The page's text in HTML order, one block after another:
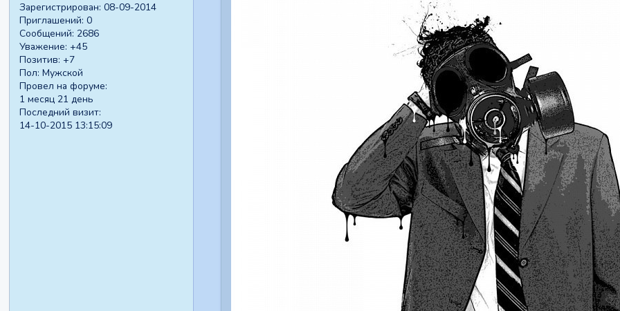
Зарегистрирован: 08-09-2014
Приглашений: 0
Сообщений: 2686
Уважение: +45
Позитив: +7
Пол: Мужской
Провел на форуме:
1 месяц 21 день
Последний визит:
14-10-2015 13:15:09